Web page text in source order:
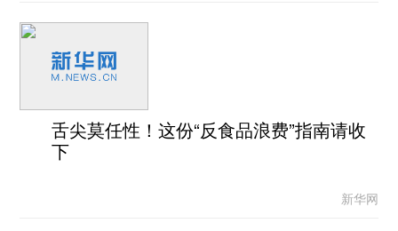
舌尖莫任性！这份“反食品浪费”指南请收
下
新华网